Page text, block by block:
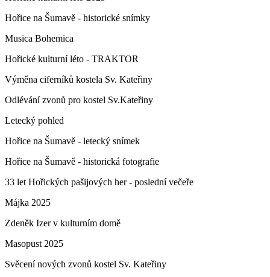
Hořice na Šumavě - historické snímky
Musica Bohemica
Hořické kulturní léto - TRAKTOR
Výměna ciferníků kostela Sv. Kateřiny
Odlévání zvonů pro kostel Sv.Kateřiny
Letecký pohled
Hořice na Šumavě - letecký snímek
Hořice na Šumavě - historická fotografie
33 let Hořických pašijových her - poslední večeře
Májka 2025
Zdeněk Izer v kulturním domě
Masopust 2025
Svěcení nových zvonů kostel Sv. Kateřiny